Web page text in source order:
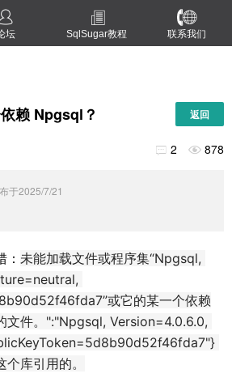
坛 SqlSugar教程 联系我们
赖 Npgsql？ 返回
 2  878
于2025/7/21
未能加载文件或程序集“Npgsql,
或它的某一个依赖
文件。":"Npgsql, Version=4.0.6.0,
库引用的。